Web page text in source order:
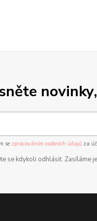
se zpracováním osobních údajůza
se kdykoli odhlásit. Zasíláme